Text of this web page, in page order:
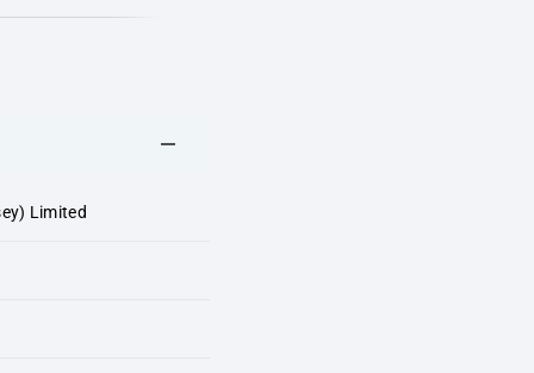
Limited